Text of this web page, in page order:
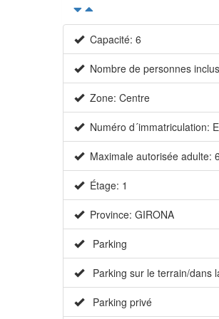
Capacité: 6
Nombre de personnes
Zone: Centre
Numéro d´immatriculation:
Maximale autorisée adulte: 6
Étage: 1
Province: GIRONA
Parking
Parking sur le terrain/dans
Parking privé